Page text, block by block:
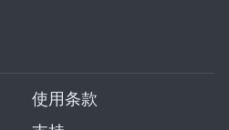
使用条款